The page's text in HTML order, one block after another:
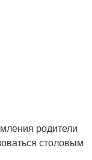
родители
столовым